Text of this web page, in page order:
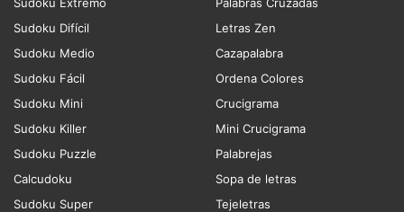
Sudoku Difícil
Sudoku Medio
Sudoku Fácil
Sudoku Mini
Sudoku Killer
Sudoku Puzzle
Calcudoku
Sudoku Super
Letras Zen
Cazapalabra
Ordena Colores
Crucigrama
Mini Crucigrama
Palabrejas
Sopa de letras
Tejeletras